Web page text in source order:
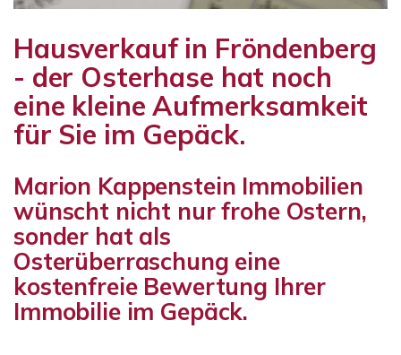
Hausverkauf in Fröndenberg
- der Osterhase hat noch
eine kleine Aufmerksamkeit
für Sie im Gepäck.
Marion Kappenstein Immobilien
wünscht nicht nur frohe Ostern,
sonder hat als
Osterüberraschung eine
kostenfreie Bewertung Ihrer
Immobilie im Gepäck.